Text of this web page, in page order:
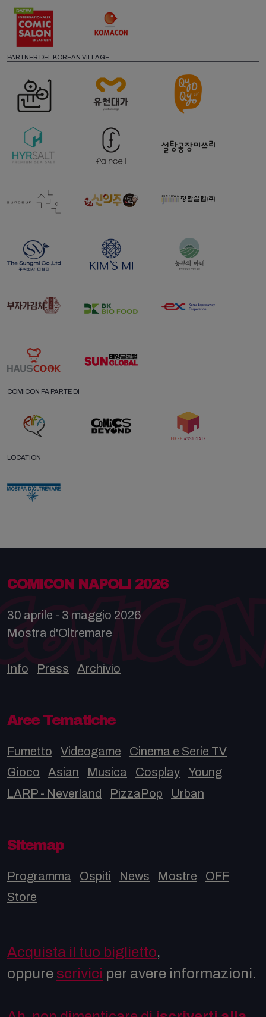
PARTNER DEL KOREAN VILLAGE
COMICON FA PARTE DI
LOCATION
COMICON NAPOLI 2026
30 aprile - 3 maggio 2026
Mostra d'Oltremare
Info Press Archivio
Aree Tematiche
Fumetto Videogame
Cinema e Serie TV
Gioco
Asian Musica Cosplay
Young
LARP - Neverland
PizzaPop Urban
Sitemap
Programma Ospiti News Mostre
OFF
Store
Acquista il tuo biglietto,
oppure scrivici per avere informazioni.